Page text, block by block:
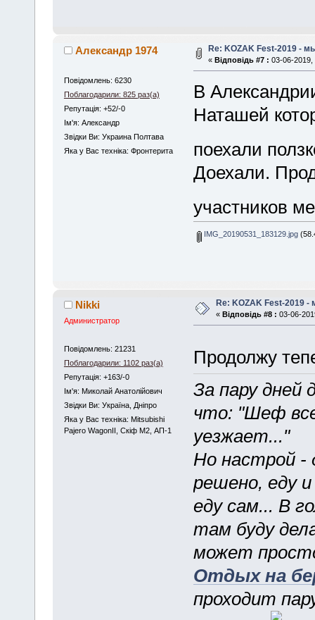
Александр 1974
Повідомлень: 6230
Поблагодарили: 825 раз(а)
Репутація: +52/-0
Iм'я: Александр
Звідки Ви: Украина Полтава
Яка у Вас техніка: Фронтерита
Re: KOZAK Fest-2019 -
« Відповідь #7 : 03-06-2019,
В
Наташей
поехали
Доехали.
участников
IMG_20190531_183129.jpg
Nikki
Администратор
Повідомлень: 21231
Поблагодарили: 1102 раз(а)
Репутація: +163/-0
Iм'я: Миколай Анатолійович
Звідки Ви: Україна, Дніпро
Яка у Вас техніка: Mitsubishi
Pajero WagonII, Скіф М2, АП-1
Re: KOZAK Fest-2019
« Відповідь #8 : 03-06-
Продолжу
За пару дней
что: "Шеф
уезжает..."
Но настрой -
решено, еду
еду сам... В
там буду
может
Отдых на
проходит